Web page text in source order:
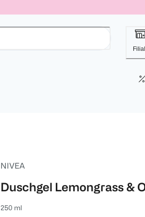
NIVEA
Duschgel Lemongrass &
250 ml